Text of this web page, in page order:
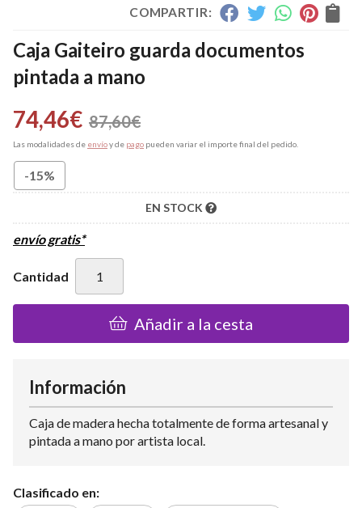
COMPARTIR:
Caja Gaiteiro guarda documentos
pintada a mano
74,46€ 87,60€
Las modalidades de envíoy de pago pueden variar el importe final del pedido.
-15%
EN STOCK
envío gratis*
Cantidad
Añadir a la cesta
Información
Caja de madera hecha totalmente de forma artesanal y
pintada a mano por artista local.
Clasificado en: